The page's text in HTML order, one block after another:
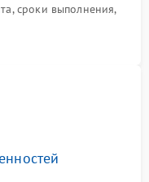
сроки выполнения,